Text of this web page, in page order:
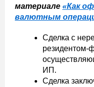
материале «Как
валютным
Сделка с
резидентом-
ИП.
Сделка